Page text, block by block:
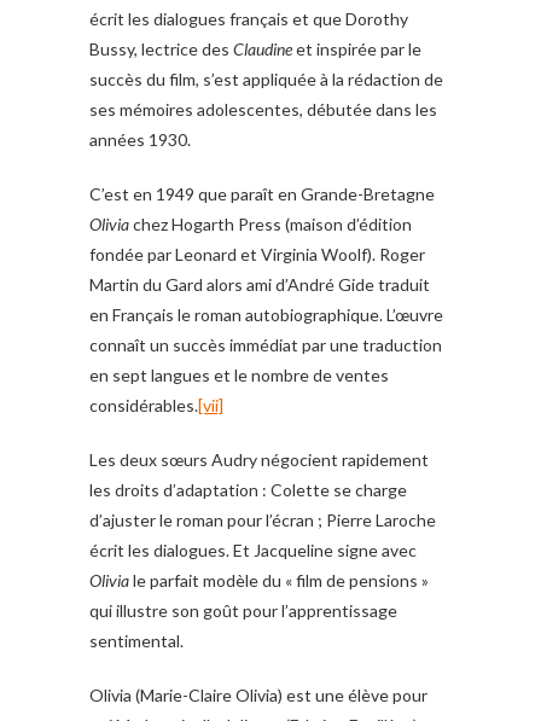
écrit les dialogues français et que Dorothy
Bussy, lectrice des Claudineet inspirée par le
succès du film, s’est appliquée à la rédaction de
ses mémoires adolescentes, débutée dans les
années 1930.
C’est en 1949 que paraît en Grande-Bretagne
Oliviachez Hogarth Press (maison d’édition
fondée par Leonard et Virginia Woolf). Roger
Martin du Gard alors ami d’André Gide traduit
en Français le roman autobiographique. L’œuvre
connaît un succès immédiat par une traduction
en sept langues et le nombre de ventes
considérables.[vii]
Les deux sœurs Audry négocient rapidement
les droits d’adaptation : Colette se charge
d’ajuster le roman pour l’écran ; Pierre Laroche
écrit les dialogues. Et Jacqueline signe avec
Oliviale parfait modèle du « film de pensions »
qui illustre son goût pour l’apprentissage
sentimental.
Olivia (Marie-Claire Olivia) est une élève pour